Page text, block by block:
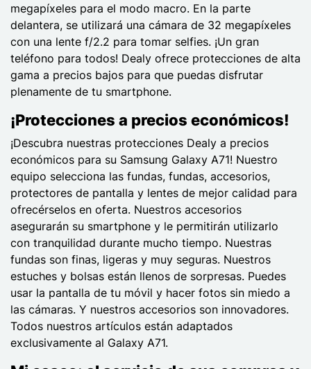
megapíxeles para el modo macro. En la parte
delantera, se utilizará una cámara de 32 megapíxeles
con una lente f/2.2 para tomar selfies. ¡Un gran
teléfono para todos! Dealy ofrece protecciones de alta
gama a precios bajos para que puedas disfrutar
plenamente de tu smartphone.
¡Protecciones a precios económicos!
¡Descubra nuestras protecciones Dealy a precios
económicos para su Samsung Galaxy A71! Nuestro
equipo selecciona las fundas, fundas, accesorios,
protectores de pantalla y lentes de mejor calidad para
ofrecérselos en oferta. Nuestros accesorios
asegurarán su smartphone y le permitirán utilizarlo
con tranquilidad durante mucho tiempo. Nuestras
fundas son finas, ligeras y muy seguras. Nuestros
estuches y bolsas están llenos de sorpresas. Puedes
usar la pantalla de tu móvil y hacer fotos sin miedo a
las cámaras. Y nuestros accesorios son innovadores.
Todos nuestros artículos están adaptados
exclusivamente al Galaxy A71.